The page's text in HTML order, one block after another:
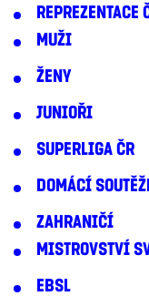
REPREZENTACE
MUŽI
ŽENY
JUNIOŘI
SUPERLIGA ČR
DOMÁCÍ
ZAHRANIČÍ
MISTROVSTVÍ
EBSL